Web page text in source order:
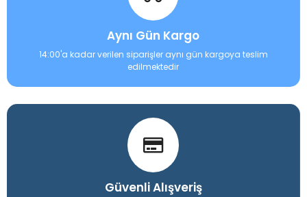
Aynı Gün Kargo
14:00'a kadar verilen siparişler aynı gün kargoya teslim
edilmektedir
Güvenli Alışveriş